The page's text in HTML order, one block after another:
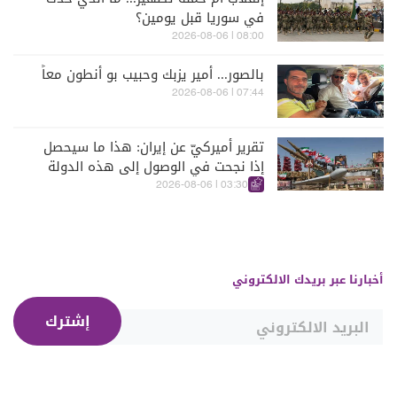
في سوريا قبل يومين؟
08:00 | 2026-08-06
بالصور... أمير يزبك وحبيب بو أنطون معاً
07:44 | 2026-08-06
تقرير أميركيّ عن إيران: هذا ما سيحصل
إذا نجحت في الوصول إلى هذه الدولة
الآسيويّة
03:30 | 2026-08-06
أخبارنا عبر بريدك الالكتروني
إشترك